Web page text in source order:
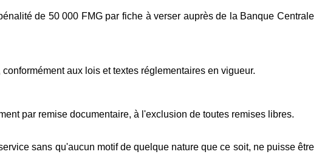
de 50 000 FMG par fiche à verser auprès de la Banque Centrale
aux lois et textes réglementaires en vigueur.
par remise documentaire, à l'exclusion de toutes remises libres.
sans qu'aucun motif de quelque nature que ce soit, ne puisse être